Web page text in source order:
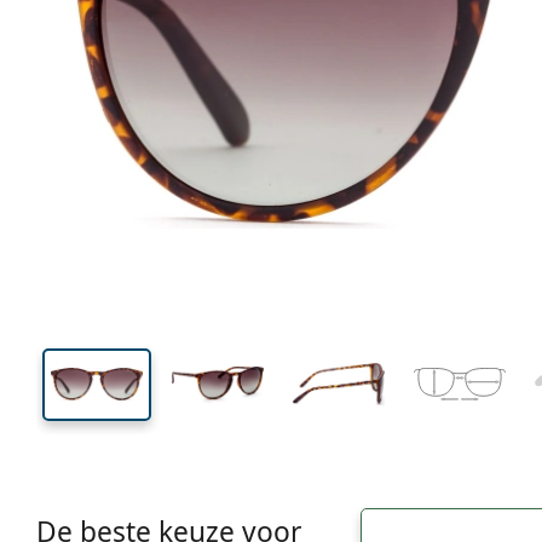
45 mm
Glashoogte
54 mm
Glasbreedte
De beste keuze voor